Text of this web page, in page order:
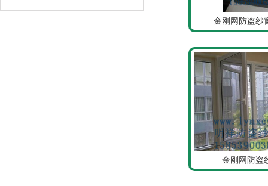
金刚网防盗纱
金刚网防盗